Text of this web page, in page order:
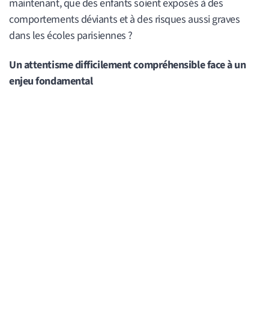
maintenant, que des enfants soient exposés à des
comportements déviants et à des risques aussi graves
dans les écoles parisiennes ?
Un attentisme difficilement compréhensible face à un
enjeu fondamental